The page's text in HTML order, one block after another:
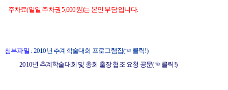
주차료(일일 주차권 5,600원)는 본인 부담 입니다.
첨부파일 : 2010년 추계학술대회 프로그램집(☜ 클릭!)
2010년 추계학술대회 및 총회 출장 협조 요청 공문(☜ 클릭!)